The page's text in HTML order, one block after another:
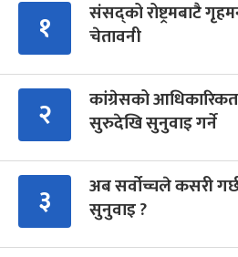
१
संसद्को रोष्ट्रमबाटै
चेतावनी
२
कांग्रेसको
सुरुदेखि सुनुवाइ गर्ने
३
अब सर्वोच्चले कसरी
सुनुवाइ ?